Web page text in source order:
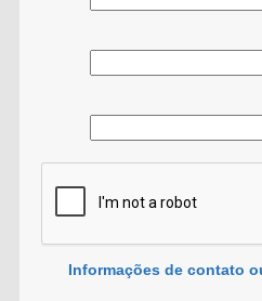
Informações de contato